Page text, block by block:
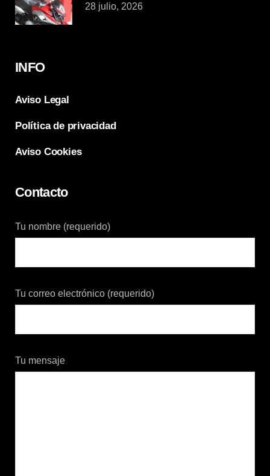
28 julio, 2026
INFO
Aviso Legal
Política de privacidad
Aviso Cookies
Contacto
Tu nombre (requerido)
Tu correo electrónico (requerido)
Tu mensaje